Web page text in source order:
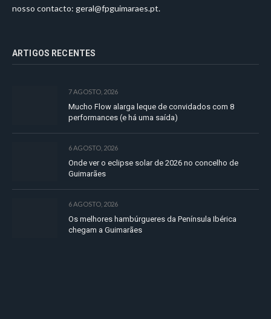
nosso contacto: geral@fpguimaraes.pt.
ARTIGOS RECENTES
7 AGOSTO, 2026
Mucho Flow alarga leque de convidados com 8
performances (e há uma saída)
6 AGOSTO, 2026
Onde ver o eclipse solar de 2026 no concelho de
Guimarães
6 AGOSTO, 2026
Os melhores hambúrgueres da Península Ibérica
chegam a Guimarães